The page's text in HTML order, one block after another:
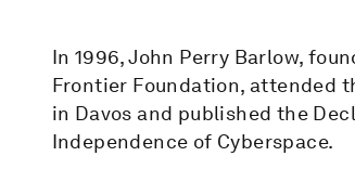
In 1996, John Perry Barlow,
Frontier Foundation, attended
in Davos and published the
Independence of Cyberspace.